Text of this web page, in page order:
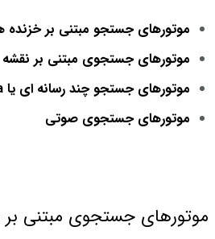
موتورهای جستجو مبتنی بر
موتورهای جستجوی مبتنی بر نقشه
موتورهای جستجو چند رسانه ای یا Multimedia
موتورهای جستجوی صوتی
موتورهای جستجوی مبتنی بر